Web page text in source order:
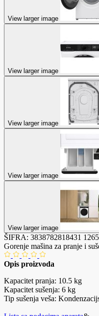
View larger image
View larger image
View larger image
View larger image
View larger image
ŠIFRA: 3838782818431
Gorenje mašina za pranje i
Opis proizvoda
Kapacitet pranja: 10.5 kg
Kapacitet sušenja: 6 kg
Tip sušenja veša: